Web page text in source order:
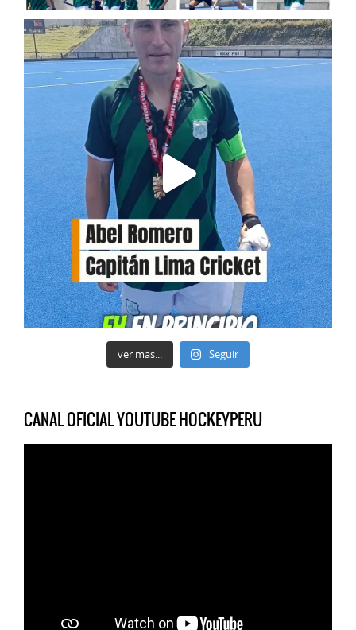
ver mas... Seguir
CANAL OFICIAL YOUTUBE HOCKEYPERU